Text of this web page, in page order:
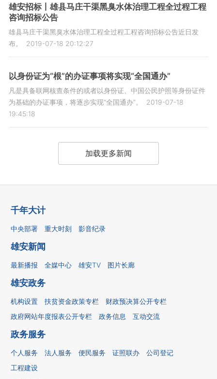
雄安招标丨雄县马庄干渠黑臭水体治理工程全过程工程
咨询招标公告
雄县马庄干渠黑臭水体治理工程全过程工程咨询招标公告近日发
布。
2019-07-18 20:12:27
以身份证为“根”的办证事项将实现“全国通办”
凡是具备联网核查条件的或者以身份证、中国公民护照等身份证件
为基础的办证事项，将逐步实现“全国通办”。
2019-07-18
19:45:18
加载更多新闻
千年大计
中央部署 重大时刻 影音纪录
雄安新闻
最新播报 全媒中心 雄安TV 图片长廊
雄安政务
机构设置 扶贫资金政策专栏
财政预决算公开专栏
政府网站年度报表公开专栏
政务信息 互动交流
政务服务
个人服务 法人服务 便民服务 证照联办
公司登记
工程建设